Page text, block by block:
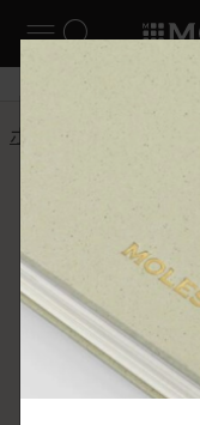
ナビゲーシ
検索 (キ
6,500円
ーを閉じる
ホーム
ライ
ノートブック